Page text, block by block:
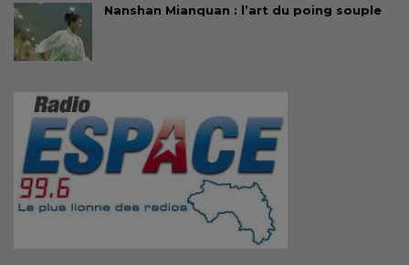
Nanshan Mianquan : l’art du poing souple